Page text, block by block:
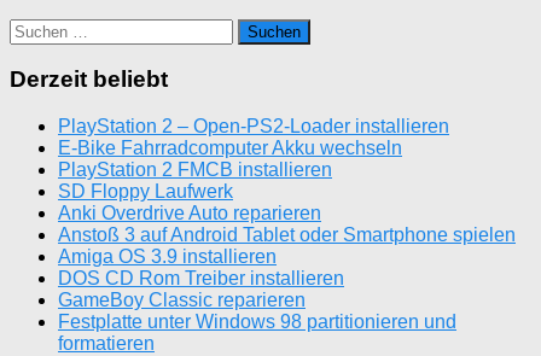
Suchen
nach:
Derzeit beliebt
PlayStation 2 – Open-PS2-Loader installieren
E-Bike Fahrradcomputer Akku wechseln
PlayStation 2 FMCB installieren
SD Floppy Laufwerk
Anki Overdrive Auto reparieren
Anstoß 3 auf Android Tablet oder Smartphone spielen
Amiga OS 3.9 installieren
DOS CD Rom Treiber installieren
GameBoy Classic reparieren
Festplatte unter Windows 98 partitionieren und
formatieren